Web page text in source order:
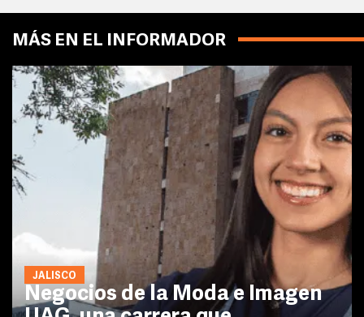
MÁS EN EL INFORMADOR
JALISCO
Negocios de la Moda e Imagen